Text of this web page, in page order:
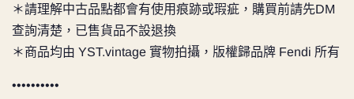
＊請理解中古品點都會有使用痕跡或瑕疵，購買前請先DM
查詢清楚，已售貨品不設退換
＊商品均由 YST.vintage 實物拍攝，版權歸品牌 Fendi 所有
••••••••••